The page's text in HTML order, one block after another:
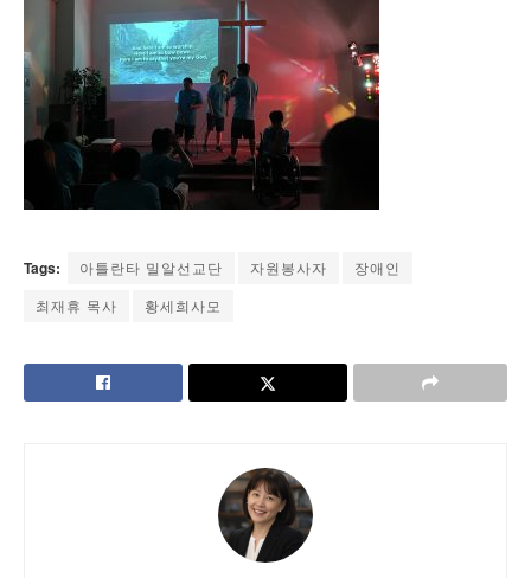
Tags: 아틀란타 밀알선교단 자원봉사자
장애인
최재휴 목사
황세희사모